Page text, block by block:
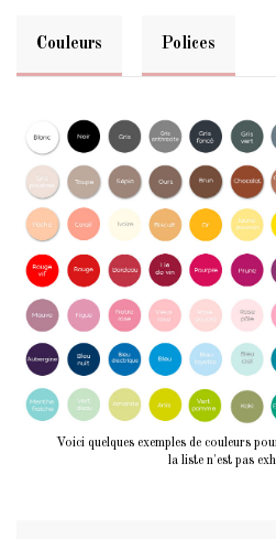
Couleurs Polices
Voici quelques exemples de couleurs
la liste n'est pas